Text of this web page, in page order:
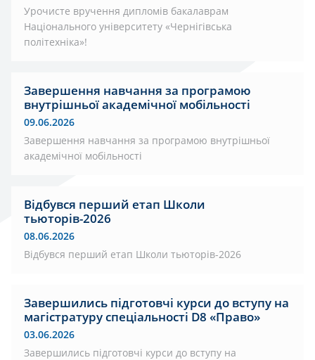
Урочисте вручення дипломів бакалаврам
Національного університету «Чернігівська
політехніка»!
Завершення навчання за програмою
внутрішньої академічної мобільності
09.06.2026
Завершення навчання за програмою внутрішньої
академічної мобільності
Відбувся перший етап Школи
тьюторів-2026
08.06.2026
Відбувся перший етап Школи тьюторів-2026
Завершились підготовчі курси до вступу на
магістратуру спеціальності D8 «Право»
03.06.2026
Завершились підготовчі курси до вступу на